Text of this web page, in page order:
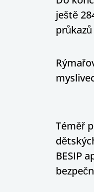
ještě
průkazů
Téměř
BESIP